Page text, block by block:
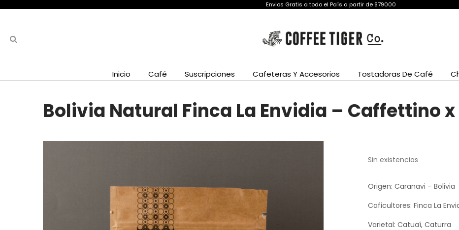
Envios Gratis a todo el País a partir de $79000
Inicio Café Suscripciones Cafeteras Y Accesorios Tostadoras De Café
Bolivia Natural Finca La Envidia – Caffettino x
Sin existencias
Origen: Caranavi – Bolivia
Caficultores: Finca La
Varietal: Catuaí, Caturra